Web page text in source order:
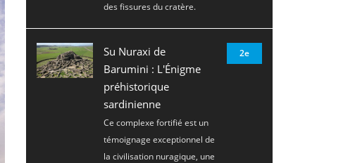
des fissures du cratère.
Su Nuraxi de
Barumini : L'Énigme
préhistorique
sardinienne
Ce complexe fortifié est un
témoignage exceptionnel de
la civilisation nuragique, une
2e